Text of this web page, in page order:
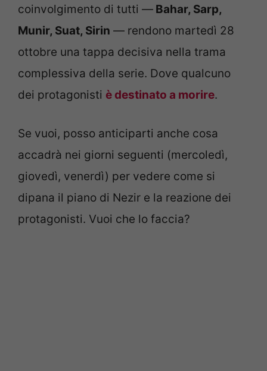
coinvolgimento di tutti — Bahar, Sarp,
Munir, Suat, Sirin — rendono martedì 28
ottobre una tappa decisiva nella trama
complessiva della serie. Dove qualcuno
dei protagonisti è destinato a morire.
Se vuoi, posso anticiparti anche cosa
accadrà nei giorni seguenti (mercoledì,
giovedì, venerdì) per vedere come si
dipana il piano di Nezir e la reazione dei
protagonisti. Vuoi che lo faccia?